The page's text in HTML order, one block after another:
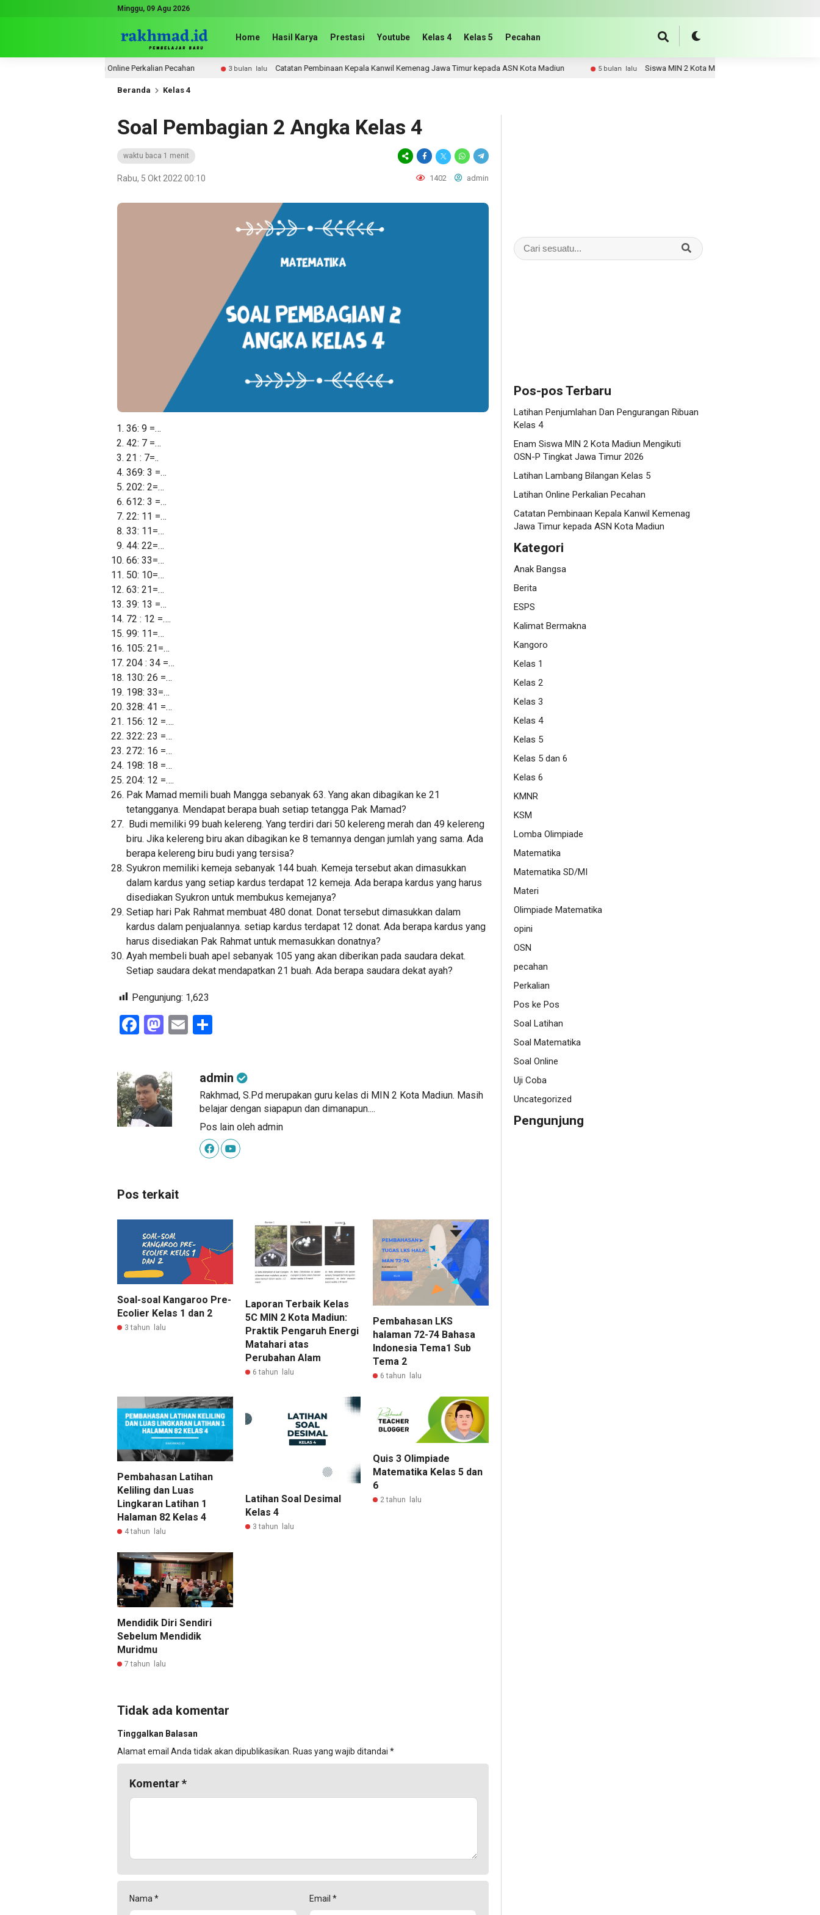
Minggu, 09 Agu 2026
Home Hasil Karya Prestasi Youtube Kelas 4 Kelas 5 Pecahan
Latihan Online Perkalian Pecahan 3 bulan lalu Catatan Pembinaan Kepala Kanwil Kemenag Jawa Timur kepada ASN Kota Madiun 5 bulan lalu Siswa MIN 2 Kota Madiun Juara Pertama dan Ketiga
Beranda Kelas 4
Soal Pembagian 2 Angka Kelas 4
waktu baca 1 menit
Rabu, 5 Okt 2022 00:10 1402 admin
36: 9 =…
42: 7 =…
21 : 7=..
369: 3 =…
202: 2=…
612: 3 =…
22: 11 =…
33: 11=…
44: 22=…
66: 33=…
50: 10=…
63: 21=…
39: 13 =…
72 : 12 =….
99: 11=…
105: 21=…
204 : 34 =…
130: 26 =…
198: 33=…
328: 41 =…
156: 12 =….
322: 23 =…
272: 16 =…
198: 18 =…
204: 12 =….
Pak Mamad memili buah Mangga sebanyak 63. Yang akan dibagikan ke 21
tetangganya. Mendapat berapa buah setiap tetangga Pak Mamad?
Budi memiliki 99 buah kelereng. Yang terdiri dari 50 kelereng merah dan 49 kelereng
biru. Jika kelereng biru akan dibagikan ke 8 temannya dengan jumlah yang sama. Ada
berapa kelereng biru budi yang tersisa?
Syukron memiliki kemeja sebanyak 144 buah. Kemeja tersebut akan dimasukkan
dalam kardus yang setiap kardus terdapat 12 kemeja. Ada berapa kardus yang harus
disediakan Syukron untuk membukus kemejanya?
Setiap hari Pak Rahmat membuat 480 donat. Donat tersebut dimasukkan dalam
kardus dalam penjualannya. setiap kardus terdapat 12 donat. Ada berapa kardus yang
harus disediakan Pak Rahmat untuk memasukkan donatnya?
Ayah membeli buah apel sebanyak 105 yang akan diberikan pada saudara dekat.
Setiap saudara dekat mendapatkan 21 buah. Ada berapa saudara dekat ayah?
Pengunjung: 1,623
Facebook
Mastodon
Email
admin
Rakhmad, S.Pd merupakan guru kelas di MIN 2 Kota Madiun. Masih
belajar dengan siapapun dan dimanapun....
Pos lain oleh admin
Pos terkait
Soal-soal Kangaroo Pre-
Ecolier Kelas 1 dan 2
3 tahun lalu
Laporan Terbaik Kelas
5C MIN 2 Kota Madiun:
Praktik Pengaruh Energi
Matahari atas
Perubahan Alam
6 tahun lalu
Pembahasan LKS
halaman 72-74 Bahasa
Indonesia Tema1 Sub
Tema 2
6 tahun lalu
Pembahasan Latihan
Keliling dan Luas
Lingkaran Latihan 1
Halaman 82 Kelas 4
4 tahun lalu
Latihan Soal Desimal
Kelas 4
3 tahun lalu
Quis 3 Olimpiade
Matematika Kelas 5 dan
6
2 tahun lalu
Mendidik Diri Sendiri
Sebelum Mendidik
Muridmu
7 tahun lalu
Tidak ada komentar
Tinggalkan Balasan
Alamat email Anda tidak akan dipublikasikan. Ruas yang wajib ditandai *
Komentar*
Nama * Email *
Pos-pos Terbaru
Latihan Penjumlahan Dan Pengurangan Ribuan
Kelas 4
Enam Siswa MIN 2 Kota Madiun Mengikuti
OSN-P Tingkat Jawa Timur 2026
Latihan Lambang Bilangan Kelas 5
Latihan Online Perkalian Pecahan
Catatan Pembinaan Kepala Kanwil Kemenag
Jawa Timur kepada ASN Kota Madiun
Kategori
Anak Bangsa
Berita
ESPS
Kalimat Bermakna
Kangoro
Kelas 1
Kelas 2
Kelas 3
Kelas 4
Kelas 5
Kelas 5 dan 6
Kelas 6
KMNR
KSM
Lomba Olimpiade
Matematika
Matematika SD/MI
Materi
Olimpiade Matematika
opini
OSN
pecahan
Perkalian
Pos ke Pos
Soal Latihan
Soal Matematika
Soal Online
Uji Coba
Uncategorized
Pengunjung